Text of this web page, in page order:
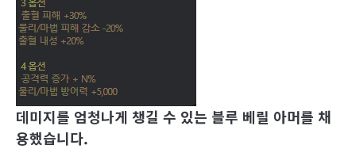
데미지를 엄청나게 챙길 수 있는 블루 베릴 아머를 채
용했습니다.